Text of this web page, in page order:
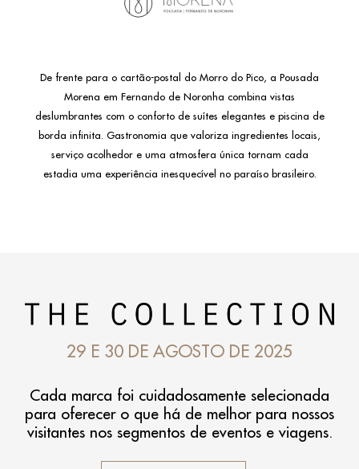
De frente para o cartão-postal do Morro do Pico, a Pousada
Morena em Fernando de Noronha combina vistas
deslumbrantes com o conforto de suítes elegantes e piscina de
borda infinita. Gastronomia que valoriza ingredientes locais,
serviço acolhedor e uma atmosfera única tornam cada
estadia uma experiência inesquecível no paraíso brasileiro.
29 E 30 DE AGOSTO DE 2025
Cada marca foi cuidadosamente selecionada
para oferecer o que há de melhor para nossos
visitantes nos segmentos de eventos e viagens.